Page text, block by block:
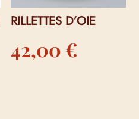
RILLETTES D’OIE
42,00 €